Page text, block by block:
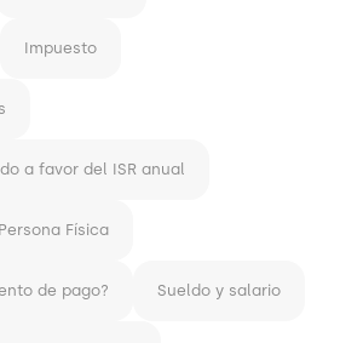
Impuesto
a favor del ISR anual
Persona Física
de pago? Sueldo y salario